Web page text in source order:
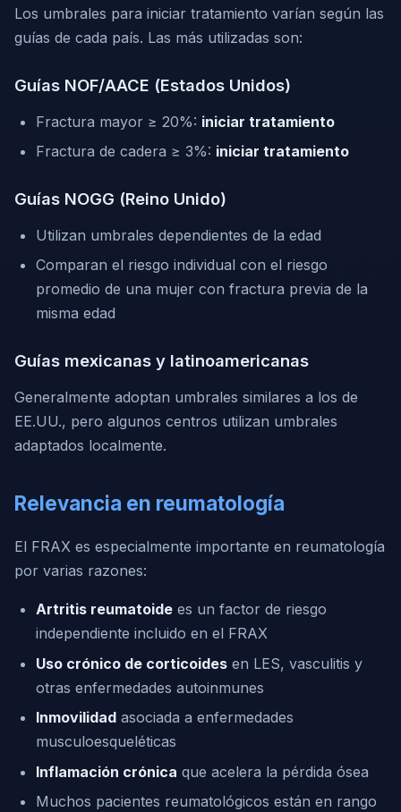
Los umbrales para iniciar tratamiento varían según las
guías de cada país. Las más utilizadas son:
Guías NOF/AACE (Estados Unidos)
Fractura mayor ≥ 20%: iniciar tratamiento
Fractura de cadera ≥ 3%: iniciar tratamiento
Guías NOGG (Reino Unido)
Utilizan umbrales dependientes de la edad
Comparan el riesgo individual con el riesgo
promedio de una mujer con fractura previa de la
misma edad
Guías mexicanas y latinoamericanas
Generalmente adoptan umbrales similares a los de
EE.UU., pero algunos centros utilizan umbrales
adaptados localmente.
Relevancia en reumatología
El FRAX es especialmente importante en reumatología
por varias razones:
Artritis reumatoide es un factor de riesgo
independiente incluido en el FRAX
Uso crónico de corticoides en LES, vasculitis y
otras enfermedades autoinmunes
Inmovilidad asociada a enfermedades
musculoesqueléticas
Inflamación crónica que acelera la pérdida ósea
Muchos pacientes reumatológicos están en rango